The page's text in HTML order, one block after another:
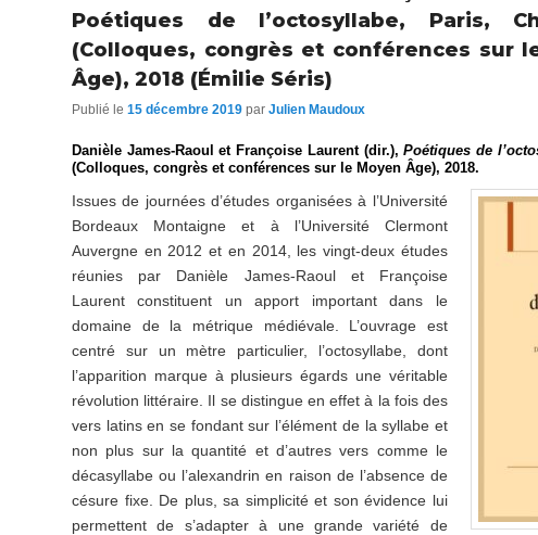
Poétiques de l’octosyllabe, Paris,
(Colloques, congrès et conférences sur
Âge), 2018 (Émilie Séris)
Publié le 15 décembre 2019 par Julien Maudoux
Danièle James-Raoul et Françoise Laurent (dir.),Poétiques de
(Colloques, congrès et conférences sur le Moyen Âge), 2018.
Issues de journées d’études organisées à l’Université
Bordeaux Montaigne et à l’Université Clermont
Auvergne en 2012 et en 2014, les vingt-deux études
réunies par Danièle James-Raoul et Françoise
Laurent constituent un apport important dans le
domaine de la métrique médiévale. L’ouvrage est
centré sur un mètre particulier, l’octosyllabe, dont
l’apparition marque à plusieurs égards une véritable
révolution littéraire. Il se distingue en effet à la fois des
vers latins en se fondant sur l’élément de la syllabe et
non plus sur la quantité et d’autres vers comme le
décasyllabe ou l’alexandrin en raison de l’absence de
césure fixe. De plus, sa simplicité et son évidence lui
permettent de s’adapter à une grande variété de